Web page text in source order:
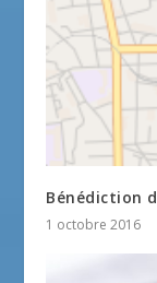
Bénédiction
1 octobre 2016